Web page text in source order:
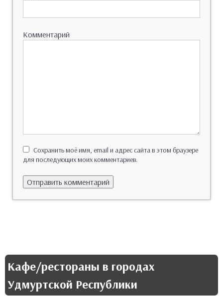
Комментарий
Сохранить моё имя, email и адрес сайта в этом браузере
для последующих моих комментариев.
Кафе/рестораны в городах
Удмуртской Республики